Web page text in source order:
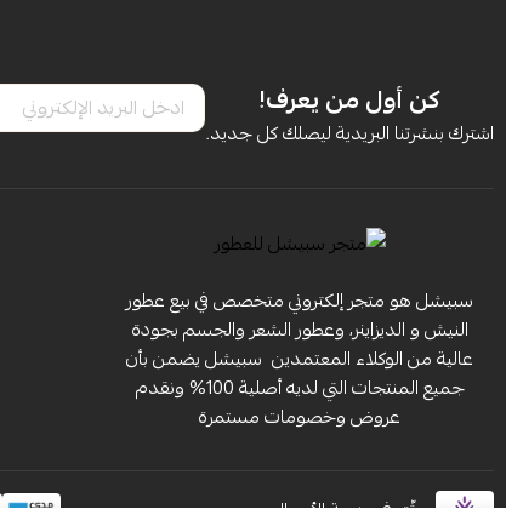
كن أول من يعرف!
اشترك بنشرتنا البريدية ليصلك كل جديد.
سبيشل هو متجر إلكتروني متخصص في بيع عطور
النيش و الديزاينر، وعطور الشعر والجسم بجودة
عالية من الوكلاء المعتمدين ‏ سبيشل يضمن بأن
جميع المنتجات التي لديه أصلية 100% ونقدم
عروض وخصومات مستمرة